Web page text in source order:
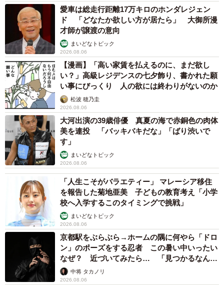
9/15
１袋に２つ入っていた／YouTubeチャンネル「ゴールドハンタービンゴ」
（@金塊ビンゴ）提供
10/15
なんと10袋すべてに２つの砂金／YouTubeチャンネル「ゴールドハンタ
ービンゴ」（@金塊ビンゴ）提供
愛車は総走行距離17万キロのホンダレジェン
ド 「どなたか欲しい方が居たら」 大御所漫
才師が譲渡の意向
まいどなトピック
2026.08.06
【漫画】「高い家賃を払えるのに、まだ欲し
い？」高級レジデンスの七夕飾り、書かれた願
い事にびっくり 人の欲には終わりがないのか
松波 穂乃圭
2026.08.06
大河出演の39歳俳優 真夏の海で赤銅色の肉体
美を連投 「バッキバキだな」「ばり渋いで
す」
まいどなトピック
2026.08.06
「人生こそがバラエティー」 マレーシア移住
を報告した菊地亜美 子どもの教育考え「小学
校へ入学するこのタイミングで挑戦」
まいどなトピック
2026.08.06
京都駅をぶらぶら→ホームの隅に何やら「ドロ
ン」のポーズをする忍者 この暑い中いったい
なぜ？ 近づいてみたら… 「見つかるなんて
未熟」中将 タカノリ
2026.08.06